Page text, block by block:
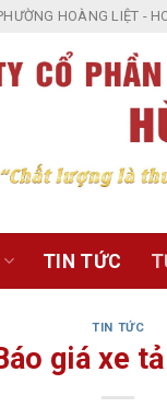
HOÀNG LIỆT -
TIN TỨC
TIN TỨC
giá xe